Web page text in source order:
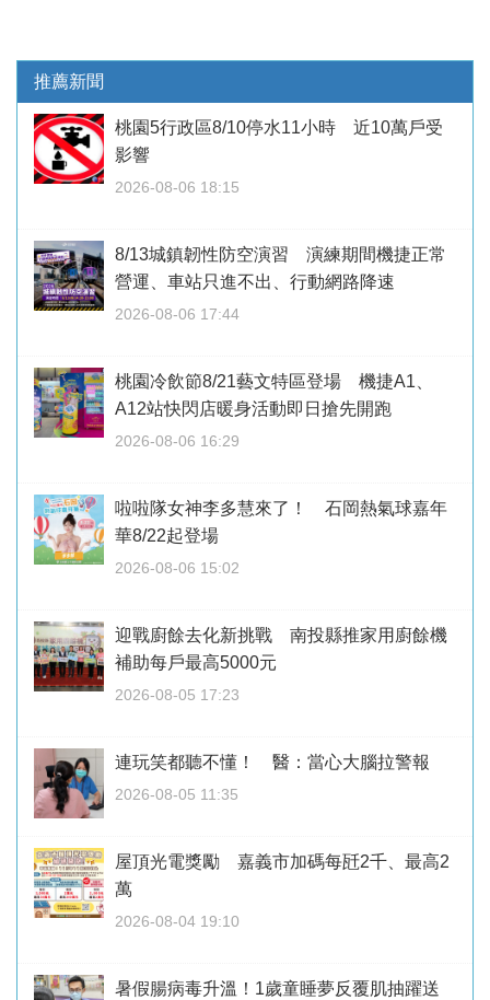
推薦新聞
桃園5行政區8/10停水11小時 近10萬戶受
影響
2026-08-06 18:15
8/13城鎮韌性防空演習 演練期間機捷正常
營運、車站只進不出、行動網路降速
2026-08-06 17:44
桃園冷飲節8/21藝文特區登場 機捷A1、
A12站快閃店暖身活動即日搶先開跑
2026-08-06 16:29
啦啦隊女神李多慧來了！ 石岡熱氣球嘉年
華8/22起登場
2026-08-06 15:02
迎戰廚餘去化新挑戰 南投縣推家用廚餘機
補助每戶最高5000元
2026-08-05 17:23
連玩笑都聽不懂！ 醫：當心大腦拉警報
2026-08-05 11:35
屋頂光電獎勵 嘉義市加碼每瓩2千、最高2
萬
2026-08-04 19:10
暑假腸病毒升溫！1歲童睡夢反覆肌抽躍送